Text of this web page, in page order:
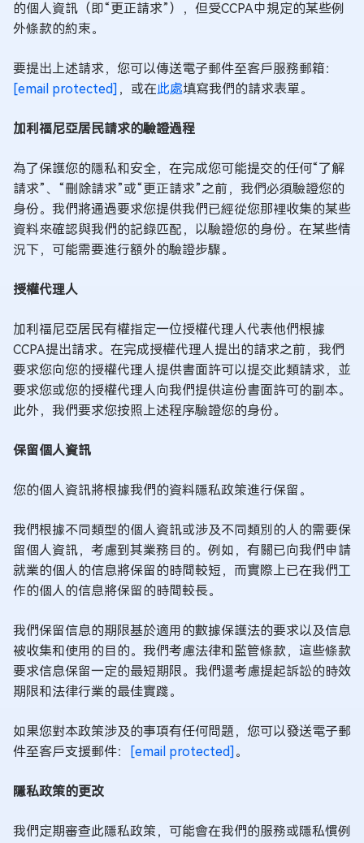
的個人資訊（即“更正請求”），但受CCPA中規定的某些例
外條款的約束。
要提出上述請求，您可以傳送電子郵件至客戶服務郵箱：
[email protected] ，或在此處填寫我們的請求表單。
加利福尼亞居民請求的驗證過程
為了保護您的隱私和安全，在完成您可能提交的任何“了解
請求”、“刪除請求”或“更正請求”之前，我們必須驗證您的
身份。我們將通過要求您提供我們已經從您那裡收集的某些
資料來確認與我們的記錄匹配，以驗證您的身份。在某些情
況下，可能需要進行額外的驗證步驟。
授權代理人
加利福尼亞居民有權指定一位授權代理人代表他們根據
CCPA提出請求。在完成授權代理人提出的請求之前，我們
要求您向您的授權代理人提供書面許可以提交此類請求，並
要求您或您的授權代理人向我們提供這份書面許可的副本。
此外，我們要求您按照上述程序驗證您的身份。
保留個人資訊
您的個人資訊將根據我們的資料隱私政策進行保留。
我們根據不同類型的個人資訊或涉及不同類別的人的需要保
留個人資訊，考慮到其業務目的。例如，有關已向我們申請
就業的個人的信息將保留的時間較短，而實際上已在我們工
作的個人的信息將保留的時間較長。
我們保留信息的期限基於適用的數據保護法的要求以及信息
被收集和使用的目的。我們考慮法律和監管條款，這些條款
要求信息保留一定的最短期限。我們還考慮提起訴訟的時效
期限和法律行業的最佳實踐。
如果您對本政策涉及的事項有任何問題，您可以發送電子郵
件至客戶支援郵件：
[email protected] 。
隱私政策的更改
我們定期審查此隱私政策，可能會在我們的服務或隱私慣例